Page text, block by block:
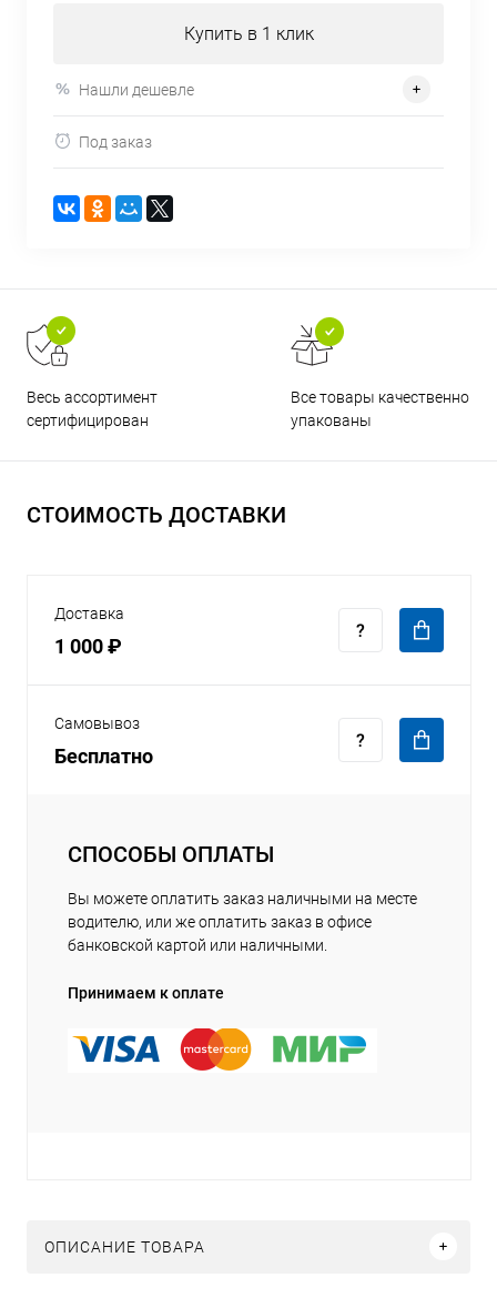
Купить в 1 клик
Нашли дешевле
Под заказ
Весь ассортимент
сертифицирован
Все товары качественно
упакованы
СТОИМОСТЬ ДОСТАВКИ
Доставка
1 000 ₽
Самовывоз
Бесплатно
СПОСОБЫ ОПЛАТЫ
Вы можете оплатить заказ наличными на месте
водителю, или же оплатить заказ в офисе
банковской картой или наличными.
Принимаем к оплате
ОПИСАНИЕ ТОВАРА